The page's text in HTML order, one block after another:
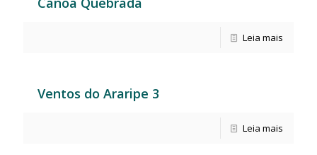
Leia mais
Ventos do Araripe 3
Leia mais